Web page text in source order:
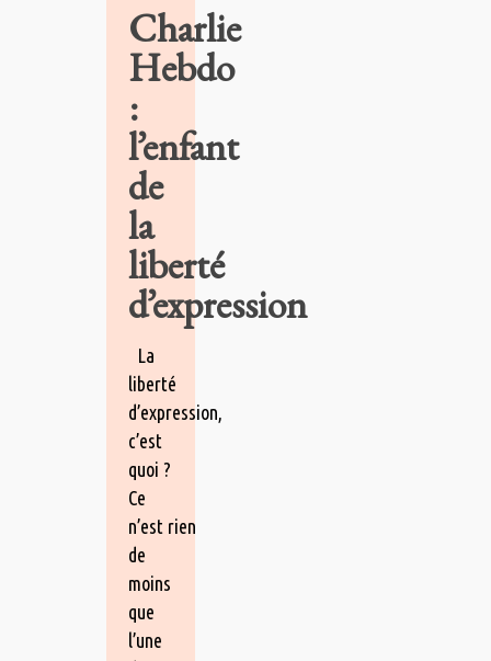
Charlie
Hebdo
:
l’enfant
de
la
liberté
d’expression
La
liberté
d’expression,
c’est
quoi ?
Ce
n’est rien
de
moins
que
l’une